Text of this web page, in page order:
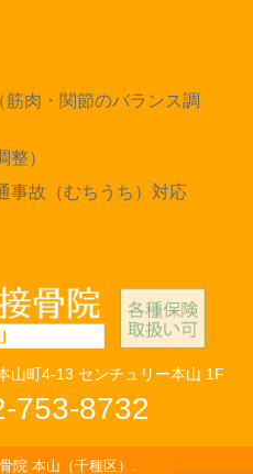
肉・関節のバランス調
）
事故（むちうち）対応
町4-13 センチュリー本山 1F
753-8732
院 本山（千種区） .